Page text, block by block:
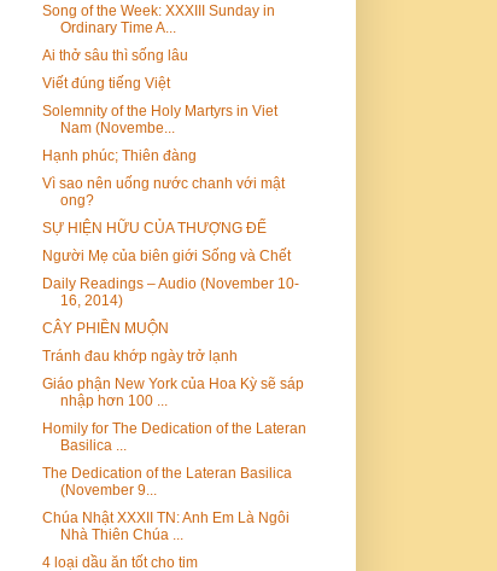
Song of the Week: XXXIII Sunday in
Ordinary Time A...
Ai thở sâu thì sống lâu
Viết đúng tiếng Việt
Solemnity of the Holy Martyrs in Viet
Nam (Novembe...
Hạnh phúc; Thiên đàng
Vì sao nên uống nước chanh với mật
ong?
SỰ HIỆN HỮU CỦA THƯỢNG ĐẾ
Người Mẹ của biên giới Sống và Chết
Daily Readings – Audio (November 10-
16, 2014)
CÂY PHIỀN MUỘN
Tránh đau khớp ngày trở lạnh
Giáo phận New York của Hoa Kỳ sẽ sáp
nhập hơn 100 ...
Homily for The Dedication of the Lateran
Basilica ...
The Dedication of the Lateran Basilica
(November 9...
Chúa Nhật XXXII TN: Anh Em Là Ngôi
Nhà Thiên Chúa ...
4 loại dầu ăn tốt cho tim